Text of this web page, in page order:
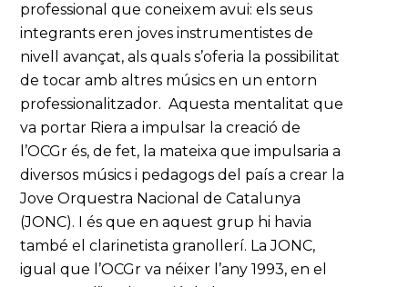
professional que coneixem avui: els seus
integrants eren joves instrumentistes de
nivell avançat, als quals s’oferia la possibilitat
de tocar amb altres músics en un entorn
professionalitzador. Aquesta mentalitat que
va portar Riera a impulsar la creació de
l’OCGr és, de fet, la mateixa que impulsaria a
diversos músics i pedagogs del país a crear la
Jove Orquestra Nacional de Catalunya
(JONC). I és que en aquest grup hi havia
també el clarinetista granollerí. La JONC,
igual que l’OCGr va néixer l’any 1993, en el